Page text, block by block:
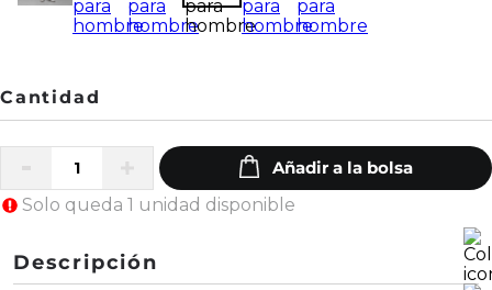
Solo queda 1 unidad disponible
Descripción